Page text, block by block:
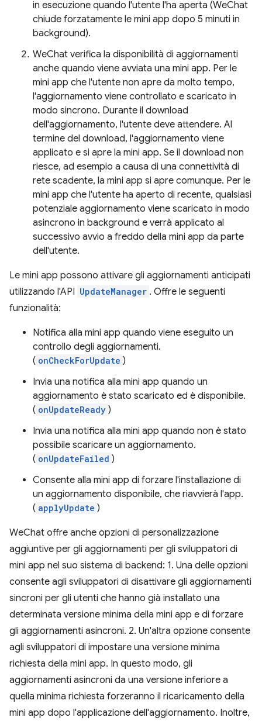
in esecuzione quando l'utente l'ha aperta (WeChat
chiude forzatamente le mini app dopo 5 minuti in
background).
WeChat verifica la disponibilità di aggiornamenti
anche quando viene avviata una mini app. Per le
mini app che l'utente non apre da molto tempo,
l'aggiornamento viene controllato e scaricato in
modo sincrono. Durante il download
dell'aggiornamento, l'utente deve attendere. Al
termine del download, l'aggiornamento viene
applicato e si apre la mini app. Se il download non
riesce, ad esempio a causa di una connettività di
rete scadente, la mini app si apre comunque. Per le
mini app che l'utente ha aperto di recente, qualsiasi
potenziale aggiornamento viene scaricato in modo
asincrono in background e verrà applicato al
successivo avvio a freddo della mini app da parte
dell'utente.
Le mini app possono attivare gli aggiornamenti anticipati
utilizzando l'API UpdateManager . Offre le seguenti
funzionalità:
Notifica alla mini app quando viene eseguito un
controllo degli aggiornamenti.
( onCheckForUpdate )
Invia una notifica alla mini app quando un
aggiornamento è stato scaricato ed è disponibile.
( onUpdateReady )
Invia una notifica alla mini app quando non è stato
possibile scaricare un aggiornamento.
( onUpdateFailed )
Consente alla mini app di forzare l'installazione di
un aggiornamento disponibile, che riavvierà l'app.
( applyUpdate )
WeChat offre anche opzioni di personalizzazione
aggiuntive per gli aggiornamenti per gli sviluppatori di
mini app nel suo sistema di backend: 1. Una delle opzioni
consente agli sviluppatori di disattivare gli aggiornamenti
sincroni per gli utenti che hanno già installato una
determinata versione minima della mini app e di forzare
gli aggiornamenti asincroni. 2. Un'altra opzione consente
agli sviluppatori di impostare una versione minima
richiesta della mini app. In questo modo, gli
aggiornamenti asincroni da una versione inferiore a
quella minima richiesta forzeranno il ricaricamento della
mini app dopo l'applicazione dell'aggiornamento. Inoltre,